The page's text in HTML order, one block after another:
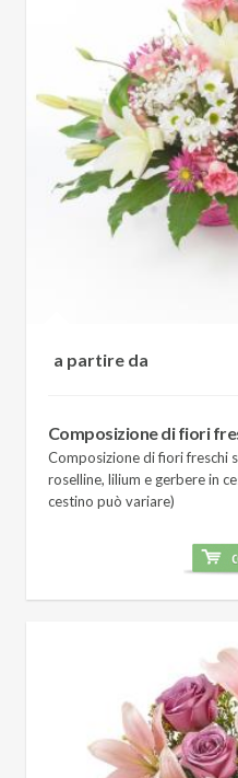
a partire da
Composizione di fiori
Composizione di fiori freschi
roselline, lilium e gerbere in
cestino può variare)